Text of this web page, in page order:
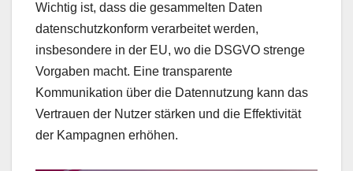
Wichtig ist, dass die gesammelten Daten
datenschutzkonform verarbeitet werden,
insbesondere in der EU, wo die DSGVO strenge
Vorgaben macht. Eine transparente
Kommunikation über die Datennutzung kann das
Vertrauen der Nutzer stärken und die Effektivität
der Kampagnen erhöhen.